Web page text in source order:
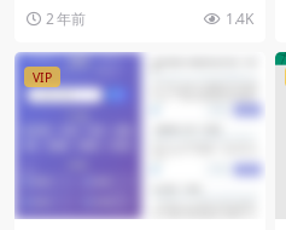
出生时间推算命运，原理来自我国
古老的易经文化。所有...
2 年前 1.4K
VIP